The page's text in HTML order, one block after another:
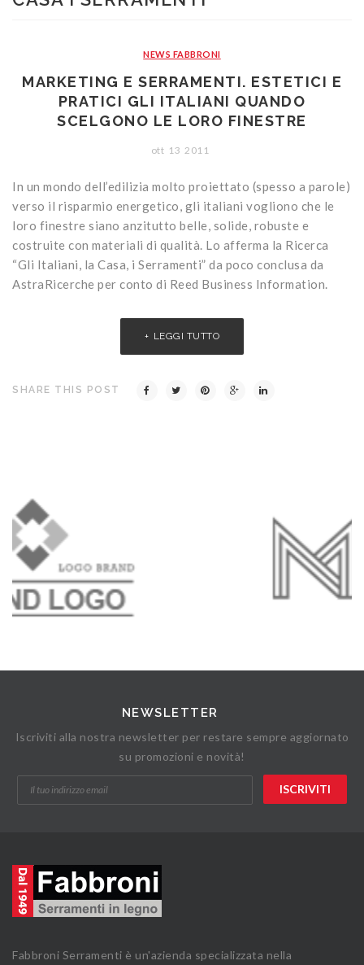
Legno/Alluminio
Porte classiche
Studio Baciocchi
Portoni
Massello
Rivestimenti
Persiane in legno
Persiane in PVC
CONTATTI
NEWS FABBRONI
MARKETING E SERRAMENTI. ESTETICI E
PRATICI GLI ITALIANI QUANDO
SCELGONO LE LORO FINESTRE
ott 13 2011
In un mondo dell’edilizia molto proiettato (spesso a parole)
verso il risparmio energetico, gli italiani vogliono che le
loro finestre siano anzitutto belle, solide, robuste e
costruite con materiali di qualità. Lo afferma la Ricerca
“Gli Italiani, la Casa, i Serramenti” da poco conclusa da
AstraRicerche per conto di Reed Business Information.
LEGGI TUTTO
SHARE THIS POST
NEWSLETTER
Iscriviti alla nostra newsletter per restare sempre aggiornato
su promozioni e novità!
Fabbroni Serramenti è un'azienda specializzata nella